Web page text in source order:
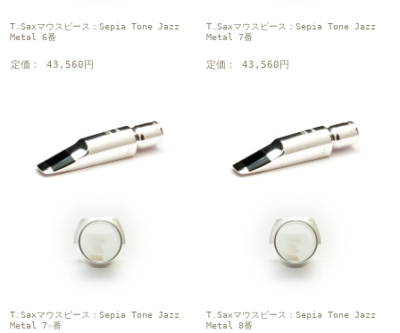
T.Saxマウスピース：Sepia Tone Jazz
Metal 6番
定価： 43,560円
T.Saxマウスピース：Sepia Tone Jazz
Metal 7番
定価： 43,560円
T.Saxマウスピース：Sepia Tone Jazz
Metal 7☆番
T.Saxマウスピース：Sepia Tone Jazz
Metal 8番